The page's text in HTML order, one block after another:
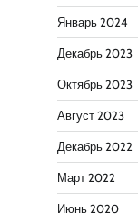
Январь 2024
Декабрь 2023
Октябрь 2023
Август 2023
Декабрь 2022
Март 2022
Июнь 2020